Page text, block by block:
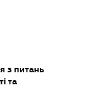
з питань
та